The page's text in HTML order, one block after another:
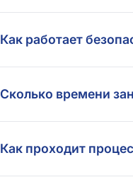
Как работает
Сколько времени
Как проходит